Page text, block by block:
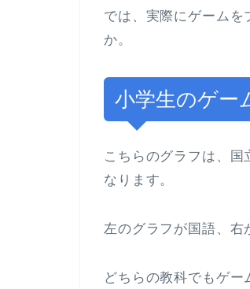
では、実際にゲームを
か。
小学生のゲー
こちらのグラフは、国
なります。
左のグラフが国語、右
どちらの教科でもゲー